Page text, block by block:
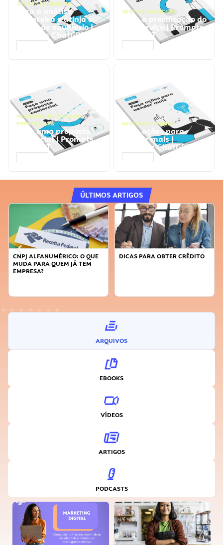
GESTÃO FINANCEIRA
Faça a análise
financeira e atinja o
ponto de equilíbrio |
Prompts ChatGPT
GESTÃO FINANCEIRA
Faça a precificação do
seu serviço | Prompts
ChatGPT
NEGÓCIOS, PROCESSOS
EMPRESARIAIS
Faça uma proposta
comercial | Prompts
ChatGPT
NEGÓCIOS, VENDAS
Faça ações para
vender mais |
Prompts ChatGPT
ÚLTIMOS ARTIGOS
ALFANUMÉRICO: O QUE
PARA QUEM JÁ TEM
DICAS PARA OBTER CRÉDITO
ARQUIVOS
EBOOKS
VÍDEOS
ARTIGOS
PODCASTS